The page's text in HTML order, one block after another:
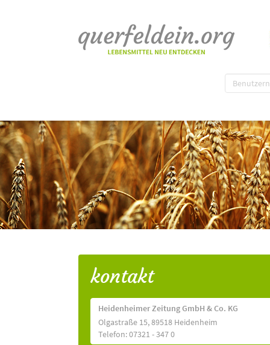
kontakt
Heidenheimer Zeitung GmbH & Co. KG
Olgastraße 15, 89518 Heidenheim
Telefon: 07321 - 347 0